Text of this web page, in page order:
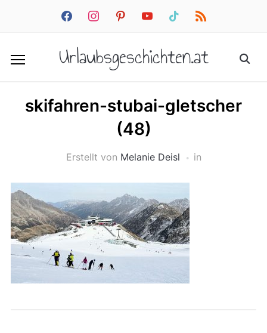
facebookinstagrampinterestyoutube tiktok rss
Urlaubsgeschichten.at
skifahren-stubai-gletscher
(48)
Erstellt von Melanie Deisl in